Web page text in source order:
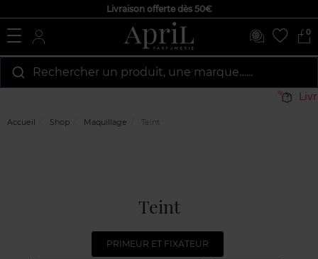
Livraison offerte dès 50€
0
Rechercher un produit, une marque…...
Accueil Shop Maquillage Teint
Teint
PRIMEUR ET FIXATEUR